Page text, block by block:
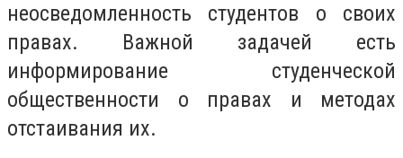
неосведомленность студентов о своих
правах. Важной задачей есть
информирование студенческой
общественности о правах и методах
отстаивания их.